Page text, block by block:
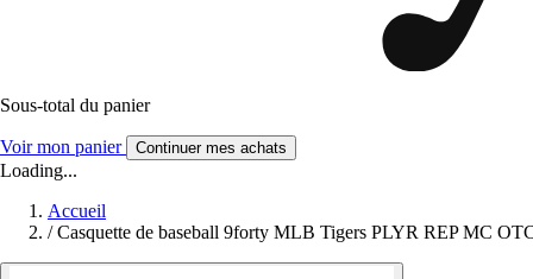
Sous-total du panier
Voir mon panier Continuer mes achats
Loading...
Accueil
/ Casquette de baseball 9forty MLB Tigers PLYR REP MC